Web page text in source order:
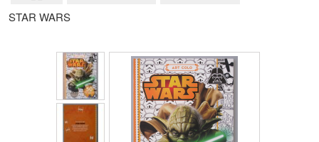
STAR WARS